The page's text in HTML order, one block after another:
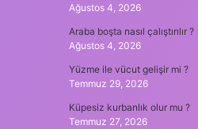
Ağustos 4, 2026
Araba boşta nasıl çalıştırılır ?
Ağustos 4, 2026
Yüzme ile vücut gelişir mi ?
Temmuz 29, 2026
Küpesiz kurbanlık olur mu ?
Temmuz 27, 2026